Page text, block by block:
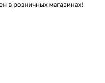
в розничных магазинах!